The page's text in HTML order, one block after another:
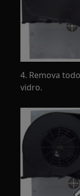
4. Remova
vidro.